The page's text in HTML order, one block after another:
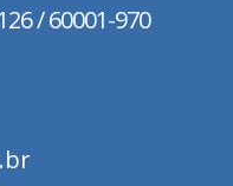
/ 60001-970